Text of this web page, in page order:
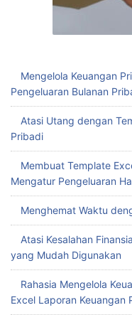
Mengelola Keuangan
Pengeluaran Bulanan
Atasi Utang dengan
Pribadi
Membuat Template
Mengatur Pengeluaran
Menghemat Waktu
Atasi Kesalahan
yang Mudah Digunakan
Rahasia Mengelola
Excel Laporan Keuangan